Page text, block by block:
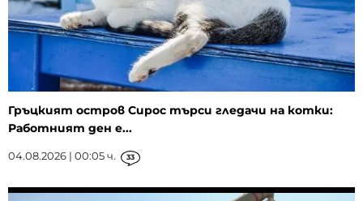
Гръцкият остров Сирос търси гледачи на котки:
Работният ден е...
04.08.2026 | 00:05 ч. 33